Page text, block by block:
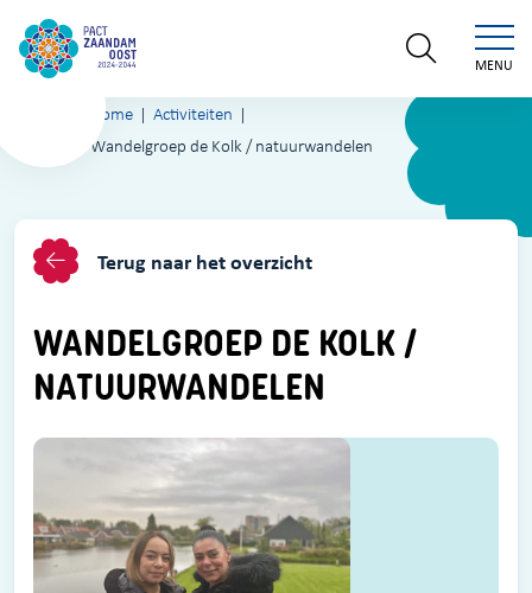
MENU
Home
Activiteiten
Wandelgroep de Kolk / natuurwandelen
Terug naar het overzicht
WANDELGROEP DE KOLK /
NATUURWANDELEN